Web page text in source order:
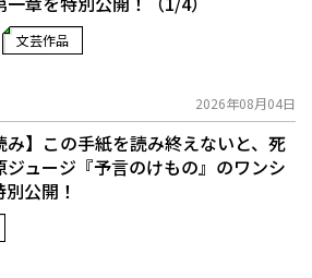
文芸作品
2026年08月04日
み】この手紙を読み終えないと、死
原ジュージ『予言のけもの』のワンシ
公開！